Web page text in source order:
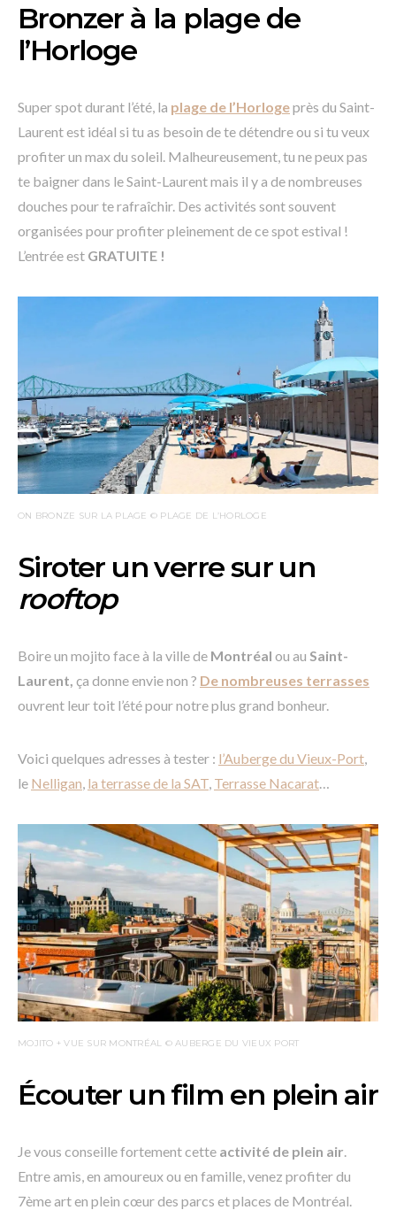
Bronzer à la plage de
l’Horloge
Super spot durant l’été, la plage de l’Horlogeprès du Saint-
Laurent est idéal si tu as besoin de te détendre ou si tu veux
profiter un max du soleil. Malheureusement, tu ne peux pas
te baigner dans le Saint-Laurent mais il y a de nombreuses
douches pour te rafraîchir. Des activités sont souvent
organisées pour profiter pleinement de ce spot estival !
L’entrée est GRATUITE !
ON BRONZE SUR LA PLAGE © PLAGE DE L’HORLOGE
Siroter un verre sur un
rooftop
Boire un mojito face à la ville de Montréal ou au Saint-
Laurent, ça donne envie non ? De nombreuses terrasses
ouvrent leur toit l’été pour notre plus grand bonheur.
Voici quelques adresses à tester : l’Auberge du Vieux-Port
le Nelligan la terrasse de la SAT Terrasse Nacarat
MOJITO + VUE SUR MONTRÉAL © AUBERGE DU VIEUX PORT
Écouter un film en plein air
Je vous conseille fortement cette activité de plein air
Entre amis, en amoureux ou en famille, venez profiter du
7ème art en plein cœur des parcs et places de Montréal.